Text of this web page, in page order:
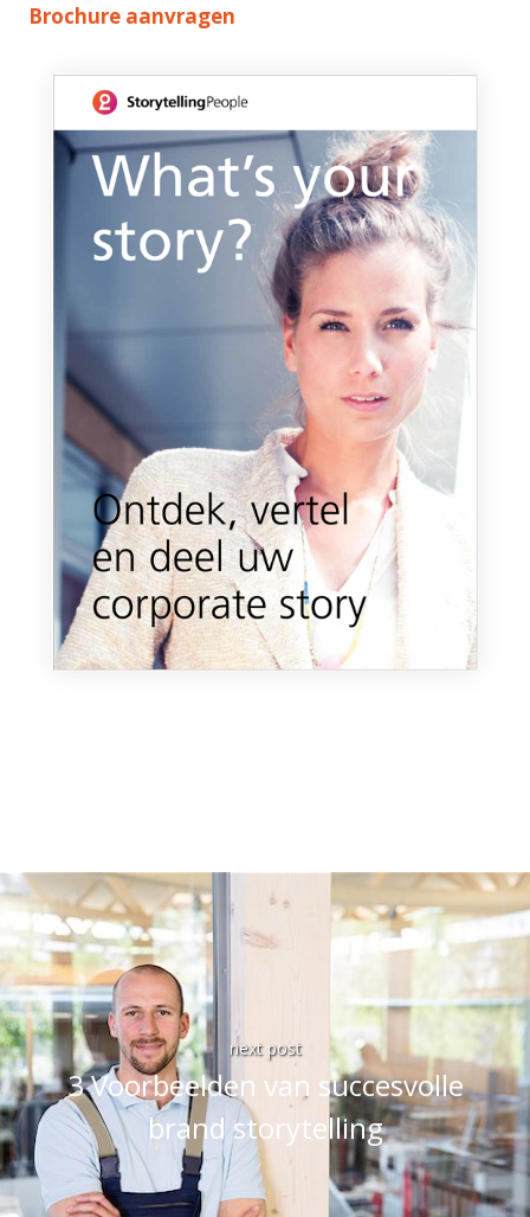
Brochure aanvragen
next post
3 Voorbeelden van succesvolle
brand storytelling